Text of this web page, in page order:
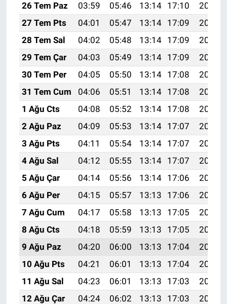
26 Tem Paz
03:59 05:46 13:14 17:10
20:32
27 Tem Pts
04:01 05:47 13:14 17:09
20:31
28 Tem Sal
04:02 05:48 13:14 17:09
20:30
29 Tem Çar
04:03 05:49 13:14 17:09
20:29
30 Tem Per
04:05 05:50 13:14 17:08
20:28
31 Tem Cum
04:06 05:51 13:14 17:08
20:27
1 Ağu Cts
04:08 05:52 13:14 17:08
20:26
2 Ağu Paz
04:09 05:53 13:14 17:07
20:25
3 Ağu Pts
04:11 05:54 13:14 17:07
20:24
4 Ağu Sal
04:12 05:55 13:14 17:07
20:23
5 Ağu Çar
04:14 05:56 13:14 17:06
20:22
6 Ağu Per
04:15 05:57 13:13 17:06
20:20
7 Ağu Cum
04:17 05:58 13:13 17:05
20:19
8 Ağu Cts
04:18 05:59 13:13 17:05
20:18
9 Ağu Paz
04:20 06:00 13:13 17:04
20:17
10 Ağu Pts
04:21 06:01 13:13 17:04
20:15
11 Ağu Sal
04:23 06:01 13:13 17:03
20:14
12 Ağu Çar
04:24 06:02 13:13 17:03
20:13